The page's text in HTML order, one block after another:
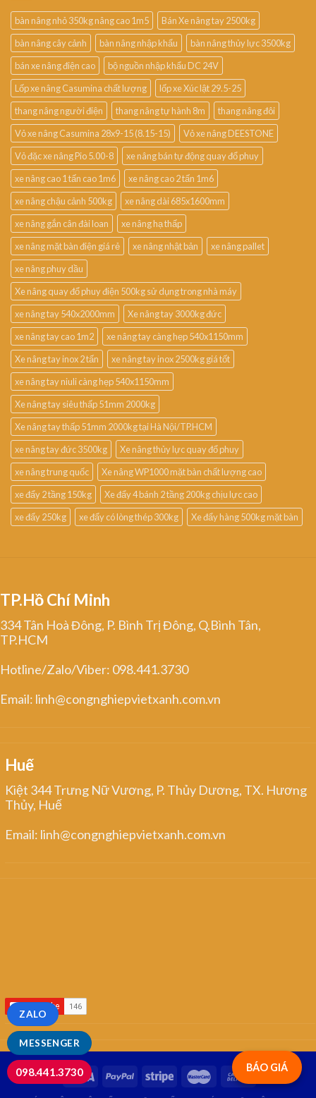
bàn nâng nhỏ 350kg nâng cao 1m5
Bán Xe nâng tay 2500kg
bàn nâng cây cảnh
bàn nâng nhập khẩu
bàn nâng thủy lực 3500kg
bán xe nâng điện cao
bộ nguồn nhập khẩu DC 24V
Lốp xe nâng Casumina chất lượng
lốp xe Xúc lật 29.5-25
thang nâng người điện
thang nâng tự hành 8m
thang nâng đôi
Vỏ xe nâng Casumina 28x9-15 (8.15-15)
Vỏ xe nâng DEESTONE
Vỏ đặc xe nâng Pio 5.00-8
xe nâng bán tự động quay đổ phuy
xe nâng cao 1 tấn cao 1m6
xe nâng cao 2 tấn 1m6
xe nâng chậu cảnh 500kg
xe nâng dài 685x1600mm
xe nâng gắn cân đài loan
xe nâng hạ thấp
xe nâng mặt bàn điện giá rẻ
xe nâng nhật bản
xe nâng pallet
xe nâng phuy dầu
Xe nâng quay đổ phuy điện 500kg sử dụng trong nhà máy
xe nâng tay 540x2000mm
Xe nâng tay 3000kg đức
xe nâng tay cao 1m2
xe nâng tay càng hẹp 540x1150mm
Xe nâng tay inox 2 tấn
xe nâng tay inox 2500kg giá tốt
xe nâng tay niuli càng hẹp 540x1150mm
Xe nâng tay siêu thấp 51mm 2000kg
Xe nâng tay thấp 51mm 2000kg tại Hà Nội/TP.HCM
xe nâng tay đức 3500kg
Xe nâng thủy lực quay đổ phuy
xe nâng trung quốc
Xe nâng WP1000 mặt bàn chất lượng cao
xe đẩy 2 tầng 150kg
Xe đẩy 4 bánh 2 tầng 200kg chịu lực cao
xe đẩy 250kg
xe đẩy có lòng thép 300kg Xe đẩy hàng 500kg mặt bàn
TP.Hồ Chí Minh
334 Tân Hoà Đông, P. Bình Trị Đông, Q.Bình Tân,
TP.HCM
Hotline/Zalo/Viber: 098.441.3730
Email: linh@congnghiepvietxanh.com.vn
Huế
Kiệt 344 Trưng Nữ Vương, P. Thủy Dương, TX. Hương
Thủy, Huế
Email: linh@congnghiepvietxanh.com.vn
BÁO GIÁ
MESSENGER
ZALO
098.441.3730